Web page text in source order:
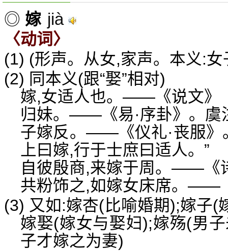
◎ 嫁 jià
〈动词〉
(1) (形声。从女,家声。本义:女
(2) 同本义(跟“娶”相对)
嫁,女适人也。——《说文》
归妹。——《易·序卦》。虞
子嫁反。——《仪礼·丧服》
上曰嫁,行于士庶曰适人。”
自彼殷商,来嫁于周。——《
共粉饰之,如嫁女床席。——
(3) 又如:嫁杏(比喻婚期);嫁子(
嫁娶(嫁女与娶妇);嫁殇(男
子才嫁之为妻)